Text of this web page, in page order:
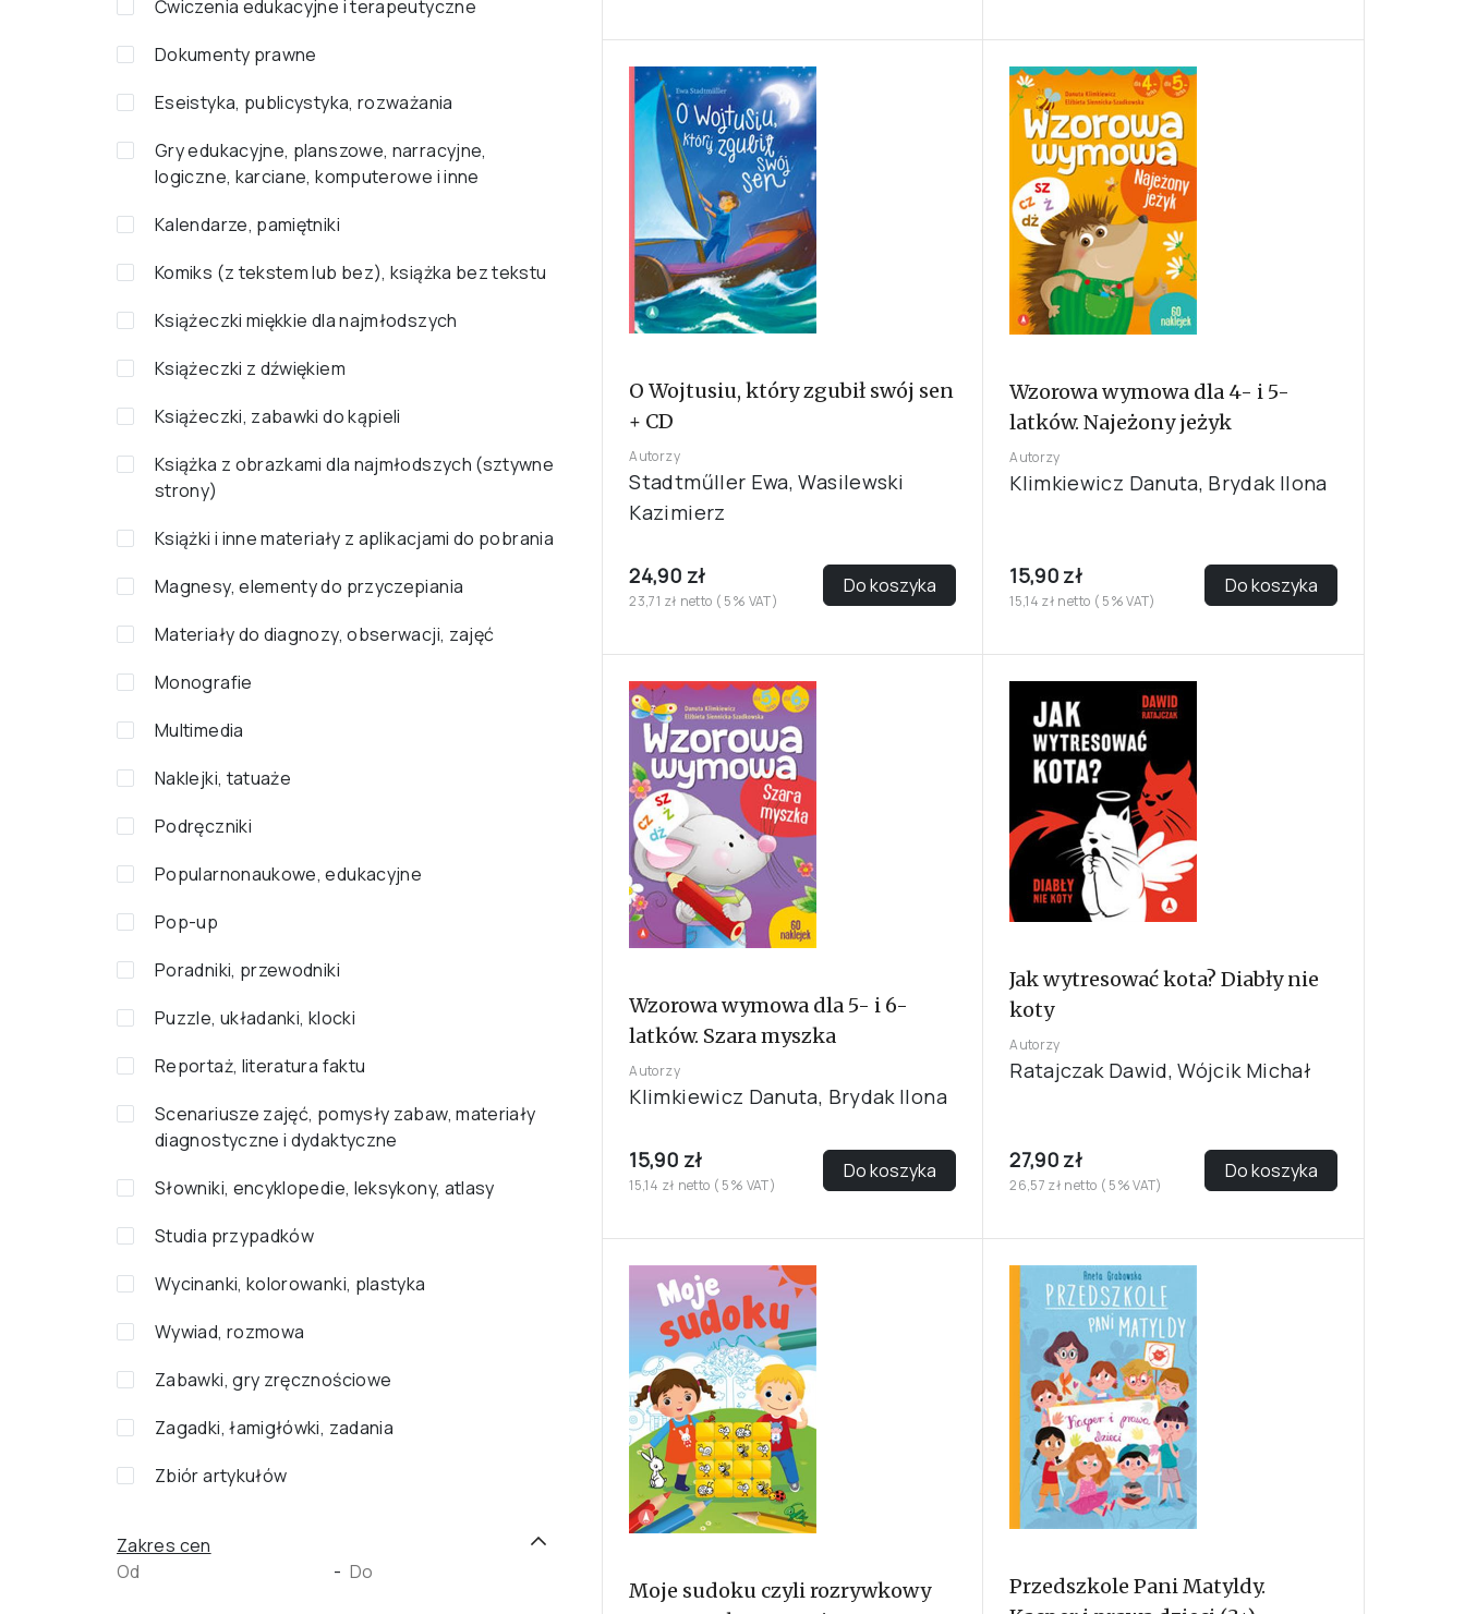
Ćwiczenia edukacyjne i terapeutyczne
Dokumenty prawne
Eseistyka, publicystyka, rozważania
Gry edukacyjne, planszowe, narracyjne,
logiczne, karciane, komputerowe i inne
Kalendarze, pamiętniki
Komiks (z tekstem lub bez), książka bez tekstu
Książeczki miękkie dla najmłodszych
Książeczki z dźwiękiem
Książeczki, zabawki do kąpieli
Książka z obrazkami dla najmłodszych (sztywne
strony)
Książki i inne materiały z aplikacjami do pobrania
Magnesy, elementy do przyczepiania
Materiały do diagnozy, obserwacji, zajęć
Monografie
Multimedia
Naklejki, tatuaże
Podręczniki
Popularnonaukowe, edukacyjne
Pop-up
Poradniki, przewodniki
Puzzle, układanki, klocki
Reportaż, literatura faktu
Scenariusze zajęć, pomysły zabaw, materiały
diagnostyczne i dydaktyczne
Słowniki, encyklopedie, leksykony, atlasy
Studia przypadków
Wycinanki, kolorowanki, plastyka
Wywiad, rozmowa
Zabawki, gry zręcznościowe
Zagadki, łamigłówki, zadania
Zbiór artykułów
Zakres cen
-
O Wojtusiu, który zgubił swój sen
+ CD
Autorzy
Stadtműller Ewa, Wasilewski
Kazimierz
24,90 zł
23,71 zł netto ( 5% VAT)
Do koszyka
Wzorowa wymowa dla 4- i 5-
latków. Najeżony jeżyk
Autorzy
Klimkiewicz Danuta, Brydak Ilona
15,90 zł
15,14 zł netto ( 5% VAT)
Do koszyka
Wzorowa wymowa dla 5- i 6-
latków. Szara myszka
Autorzy
Klimkiewicz Danuta, Brydak Ilona
15,90 zł
15,14 zł netto ( 5% VAT)
Do koszyka
Jak wytresować kota? Diabły nie
koty
Autorzy
Ratajczak Dawid, Wójcik Michał
27,90 zł
26,57 zł netto ( 5% VAT)
Do koszyka
Moje sudoku czyli rozrywkowy
Przedszkole Pani Matyldy.